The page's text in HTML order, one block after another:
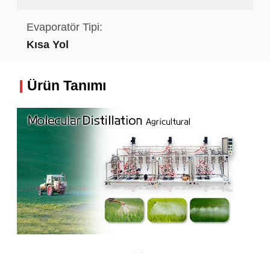
Evaporatör Tipi:
Kısa Yol
Ürün Tanımı